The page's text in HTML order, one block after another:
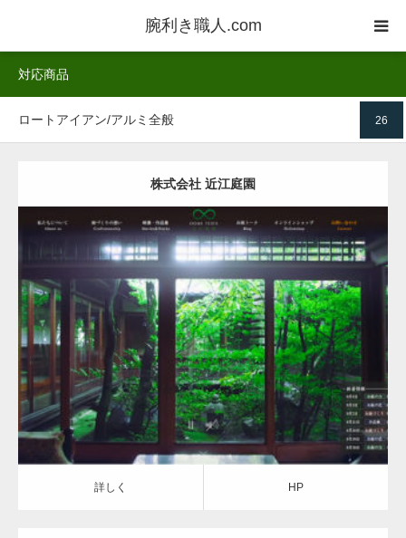
腕利き職人.com
対応商品
26
ロートアイアン/アルミ全般
株式会社 近江庭園
詳しく
詳しく HP
業者一覧
ご利用方法
お客様の声